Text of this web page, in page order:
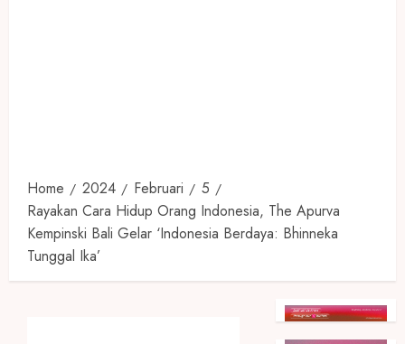
Home 2024 Februari
5
Rayakan Cara Hidup Orang Indonesia, The Apurva
Kempinski Bali Gelar ‘Indonesia Berdaya: Bhinneka
Tunggal Ika’